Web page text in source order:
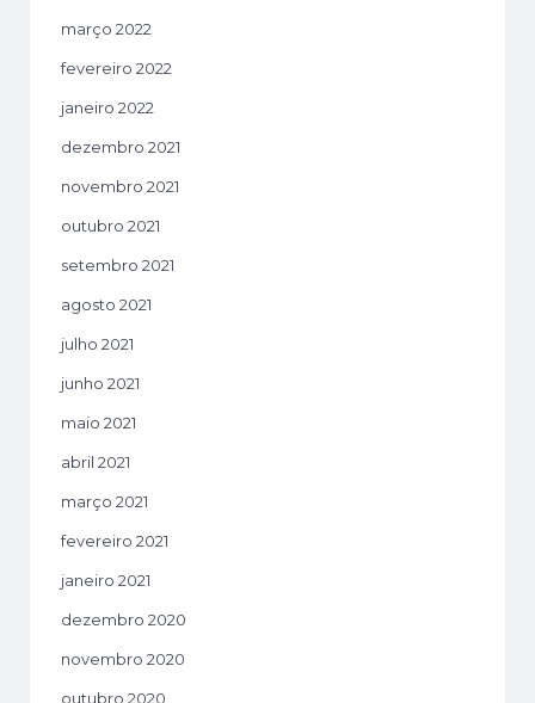
março 2022
fevereiro 2022
janeiro 2022
dezembro 2021
novembro 2021
outubro 2021
setembro 2021
agosto 2021
julho 2021
junho 2021
maio 2021
abril 2021
março 2021
fevereiro 2021
janeiro 2021
dezembro 2020
novembro 2020
outubro 2020